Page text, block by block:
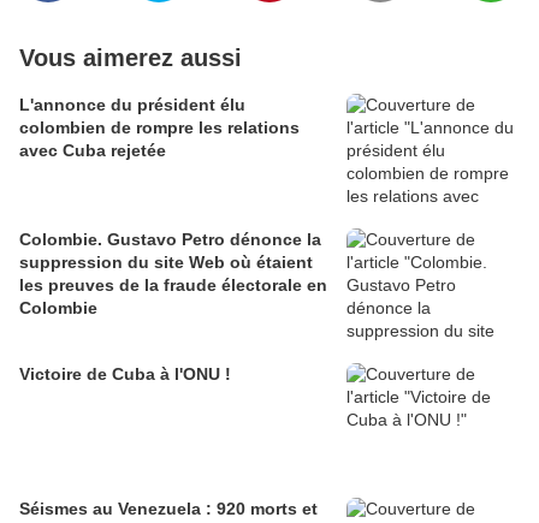
Vous aimerez aussi
L'annonce du président élu
colombien de rompre les relations
avec Cuba rejetée
Colombie. Gustavo Petro dénonce la
suppression du site Web où étaient
les preuves de la fraude électorale en
Colombie
Victoire de Cuba à l'ONU !
Séismes au Venezuela : 920 morts et